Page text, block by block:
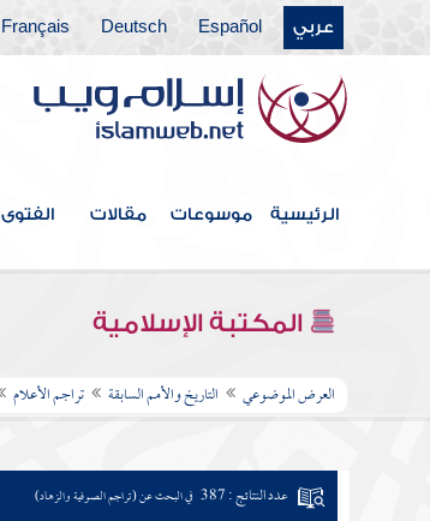
عربي Español
Deutsch
Français
الرئيسية موسوعات مقالات الفتوى
المكتبة الإسلامية
العرض الموضوعي التاريخ والأمم السابقة تراجم الأعلام
عدد النتائج : 387 في البحث عن (تراجم الصوفية والزهاد)